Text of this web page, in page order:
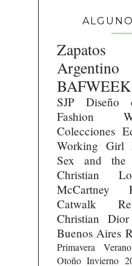
Zapatos
Argentino
BAFWEEK
SJP Diseño
Fashion
Colecciones
Working Girl
Sex and the
Christian
McCartney
Catwalk
Christian Dior
Buenos Aires
Primavera
Otoño Invierno